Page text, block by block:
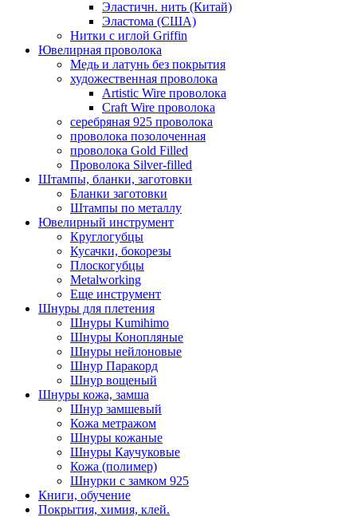
Эластичн. нить (Китай)
Эластома (США)
Нитки с иглой Griffin
Ювелирная проволока
Медь и латунь без покрытия
художественная проволока
Artistic Wire проволока
Craft Wire проволока
серебряная 925 проволока
проволока позолоченная
проволока Gold Filled
Проволока Silver-filled
Штампы, бланки, заготовки
Бланки заготовки
Штампы по металлу
Ювелирный инструмент
Круглогубцы
Кусачки, бокорезы
Плоскогубцы
Metalworking
Еще инструмент
Шнуры для плетения
Шнуры Kumihimo
Шнуры Конопляные
Шнуры нейлоновые
Шнур Паракорд
Шнур вощеный
Шнуры кожа, замша
Шнур замшевый
Кожа метражом
Шнуры кожаные
Шнуры Каучуковые
Кожа (полимер)
Шнурки с замком 925
Книги, обучение
Покрытия, химия, клей.